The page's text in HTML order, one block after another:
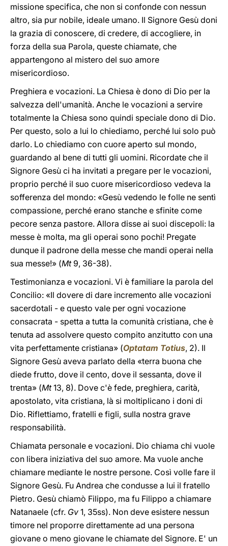
missione specifica, che non si confonde con nessun
altro, sia pur nobile, ideale umano. Il Signore Gesù doni
la grazia di conoscere, di credere, di accogliere, in
forza della sua Parola, queste chiamate, che
appartengono al mistero del suo amore
misericordioso.
Preghiera e vocazioni. La Chiesa è dono di Dio per la
salvezza dell'umanità. Anche le vocazioni a servire
totalmente la Chiesa sono quindi speciale dono di Dio.
Per questo, solo a lui lo chiediamo, perché lui solo può
darlo. Lo chiediamo con cuore aperto sul mondo,
guardando al bene di tutti gli uomini. Ricordate che il
Signore Gesù ci ha invitati a pregare per le vocazioni,
proprio perché il suo cuore misericordioso vedeva la
sofferenza del mondo: «Gesù vedendo le folle ne sentì
compassione, perché erano stanche e sfinite come
pecore senza pastore. Allora disse ai suoi discepoli: la
messe è molta, ma gli operai sono pochi! Pregate
dunque il padrone della messe che mandi operai nella
sua messe!» (Mt 9, 36-38).
Testimonianza e vocazioni. Vi è familiare la parola del
Concilio: «Il dovere di dare incremento alle vocazioni
sacerdotali - e questo vale per ogni vocazione
consacrata - spetta a tutta la comunità cristiana, che è
tenuta ad assolvere questo compito anzitutto con una
vita perfettamente cristiana» (Optatam Totius, 2). Il
Signore Gesù aveva parlato della «terra buona che
diede frutto, dove il cento, dove il sessanta, dove il
trenta» (Mt13, 8). Dove c'è fede, preghiera, carità,
apostolato, vita cristiana, là si moltiplicano i doni di
Dio. Riflettiamo, fratelli e figli, sulla nostra grave
responsabilità.
Chiamata personale e vocazioni. Dio chiama chi vuole
con libera iniziativa del suo amore. Ma vuole anche
chiamare mediante le nostre persone. Così volle fare il
Signore Gesù. Fu Andrea che condusse a lui il fratello
Pietro. Gesù chiamò Filippo, ma fu Filippo a chiamare
Natanaele (cfr. Gv 1, 35ss). Non deve esistere nessun
timore nel proporre direttamente ad una persona
giovane o meno giovane le chiamate del Signore. E' un